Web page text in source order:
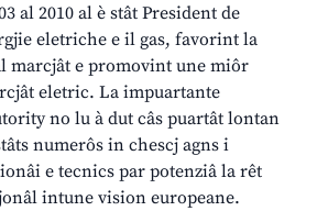
al 2010 al è stât President de
eletriche e il gas, favorint la
marcjât e promovint une miôr
eletric. La impuartante
no lu à dut câs puartât lontan
numerôs in chescj agns i
e tecnics par potenziâ la rêt
intune vision europeane.